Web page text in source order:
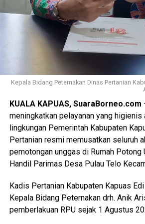
Kepala Bidang Peternakan Dinas Pertanian
KUALA KAPUAS, SuaraBorneo.com
meningkatkan pelayanan yang higienis
lingkungan Pemerintah Kabupaten
Pertanian resmi memusatkan seluruh
pemotongan unggas di Rumah Potong
Handil Parimas Desa Pulau Telo
Kadis Pertanian Kabupaten Kapuas
Kepala Bidang Peternakan drh. Anik
pemberlakuan RPU sejak 1 Agustus